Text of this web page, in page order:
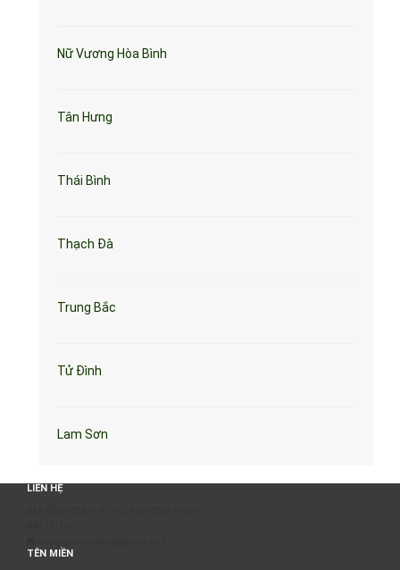
Nữ Vương Hòa Bình
Tân Hưng
Thái Bình
Thạch Đà
Trung Bắc
Tử Đình
Lam Sơn
LIÊN HỆ
TÊN MIỀN